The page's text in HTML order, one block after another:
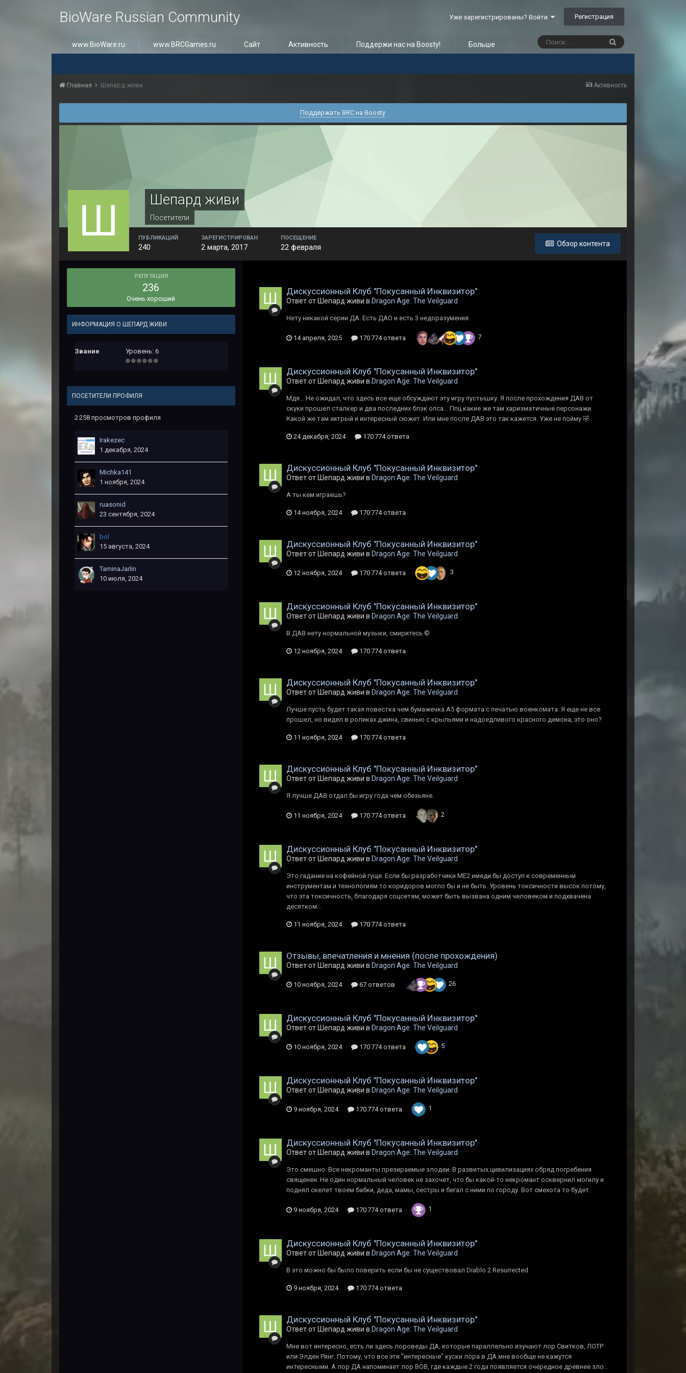
BioWare Russian Community Уже зарегистрированы? Войти Регистрация
www.BioWare.ru www.BRCGames.ru Сайт Активность Поддержи нас на Boosty! Больше
Активность
Главная Шепард живи
Поддержать BRC на Boosty
Шепард живи
Посетители
Обзор контента
ПУБЛИКАЦИЙ
240
ЗАРЕГИСТРИРОВАН
2 марта, 2017
ПОСЕЩЕНИЕ
22 февраля
РЕПУТАЦИЯ
236
Очень хороший
ИНФОРМАЦИЯ О ШЕПАРД ЖИВИ
Звание Уровень: 6
ПОСЕТИТЕЛИ ПРОФИЛЯ
2 258 просмотров профиля
Irakezec
1 декабря, 2024
Michka141
1 ноября, 2024
ruasonid
23 сентября, 2024
bol
15 августа, 2024
TaminaJarlin
10 июля, 2024
Дискуссионный Клуб "Покусанный Инквизитор"
Ответ от Шепард живи в Dragon Age: The Veilguard
Нету никакой серии ДА. Есть ДАО и есть 3 недоразумения.
14 апреля, 2025 170 774 ответа 7
Дискуссионный Клуб "Покусанный Инквизитор"
Ответ от Шепард живи в Dragon Age: The Veilguard
Мдя... Не ожидал, что здесь все еще обсуждают эту игру пустышку. Я после прохождения ДАВ от
скуки прошел сталкер и два последних блэк опса... Ппц какие же там харизматичные персонажи.
Какой же там хитрый и интересный сюжет. Или мне после ДАВ это так кажется. Уже не пойму 🤣
24 декабря, 2024 170 774 ответа
Дискуссионный Клуб "Покусанный Инквизитор"
Ответ от Шепард живи в Dragon Age: The Veilguard
А ты кем играешь?
14 ноября, 2024 170 774 ответа
Дискуссионный Клуб "Покусанный Инквизитор"
Ответ от Шепард живи в Dragon Age: The Veilguard
12 ноября, 2024 170 774 ответа 3
Дискуссионный Клуб "Покусанный Инквизитор"
Ответ от Шепард живи в Dragon Age: The Veilguard
В ДАВ нету нормальной музыки, смиритесь ©
12 ноября, 2024 170 774 ответа
Дискуссионный Клуб "Покусанный Инквизитор"
Ответ от Шепард живи в Dragon Age: The Veilguard
Лучше пусть будет такая повестка чем бумажечка А5 формата с печатью военкомата. Я еще не все
прошел, но видел в роликах джина, свинью с крыльями и надоедливого красного демона, это оно?
11 ноября, 2024 170 774 ответа
Дискуссионный Клуб "Покусанный Инквизитор"
Ответ от Шепард живи в Dragon Age: The Veilguard
Я лучше ДАВ отдал бы игру года чем обезьяне.
11 ноября, 2024 170 774 ответа 2
Дискуссионный Клуб "Покусанный Инквизитор"
Ответ от Шепард живи в Dragon Age: The Veilguard
Это гадание на кофейной гуще. Если бы разработчики МЕ2 имеди бы доступ к современным
инструментам и технологиям то коридоров могло бы и не быть. Уровень токсичности высок потому,
что эта токсичность, благодаря соцсетям, может быть вызвана одним человеком и подхвачена
десятком...
11 ноября, 2024 170 774 ответа
Отзывы, впечатления и мнения (после прохождения)
Ответ от Шепард живи в Dragon Age: The Veilguard
10 ноября, 2024 67 ответов 26
Дискуссионный Клуб "Покусанный Инквизитор"
Ответ от Шепард живи в Dragon Age: The Veilguard
10 ноября, 2024 170 774 ответа 5
Дискуссионный Клуб "Покусанный Инквизитор"
Ответ от Шепард живи в Dragon Age: The Veilguard
9 ноября, 2024 170 774 ответа 1
Дискуссионный Клуб "Покусанный Инквизитор"
Ответ от Шепард живи в Dragon Age: The Veilguard
Это смешно. Все некроманты презираемые злодеи. В развитых цивилизациях обряд погребения
священен. Не один нормальный человек не захочет, что бы какой-то некромант осквернил могилу и
поднял скелет твоем бабки, деда, мамы, сестры и бегал с ними по городу. Вот смехота то будет.
9 ноября, 2024 170 774 ответа 1
Дискуссионный Клуб "Покусанный Инквизитор"
Ответ от Шепард живи в Dragon Age: The Veilguard
В это можно бы было поверить если бы не существовал Diablo 2 Resurrected
9 ноября, 2024 170 774 ответа
Дискуссионный Клуб "Покусанный Инквизитор"
Ответ от Шепард живи в Dragon Age: The Veilguard
Мне вот интересно, есть ли здесь лороведы ДА, которые параллельно изучают лор Свитков, ЛОТР
или Элден Ринг. Потому, что все эти "интересные" куски лора в ДА мне вообще не кажутся
интересными. А лор ДА напоминает лор ВОВ, где каждые 2 года появляется очередное древнее зло...